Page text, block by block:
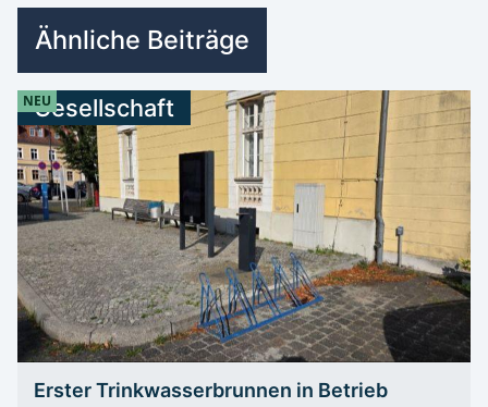
Ähnliche Beiträge
Gesellschaft
NEU
Erster Trinkwasserbrunnen in Betrieb